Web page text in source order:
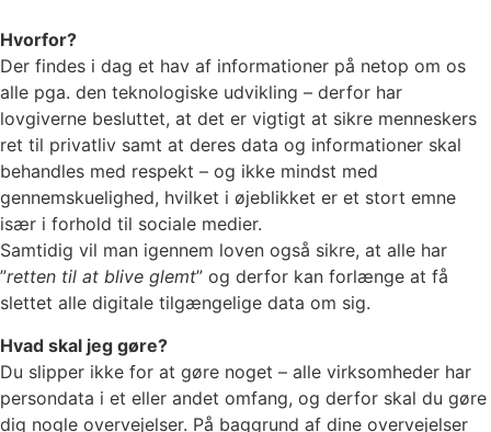
Hvorfor?
Der findes i dag et hav af informationer på netop om os
alle pga. den teknologiske udvikling – derfor har
lovgiverne besluttet, at det er vigtigt at sikre menneskers
ret til privatliv samt at deres data og informationer skal
behandles med respekt – og ikke mindst med
gennemskuelighed, hvilket i øjeblikket er et stort emne
især i forhold til sociale medier.
Samtidig vil man igennem loven også sikre, at alle har
”retten til at blive glemt” og derfor kan forlænge at få
slettet alle digitale tilgængelige data om sig.
Hvad skal jeg gøre?
Du slipper ikke for at gøre noget – alle virksomheder har
persondata i et eller andet omfang, og derfor skal du gøre
dig nogle overvejelser. På baggrund af dine overvejelser